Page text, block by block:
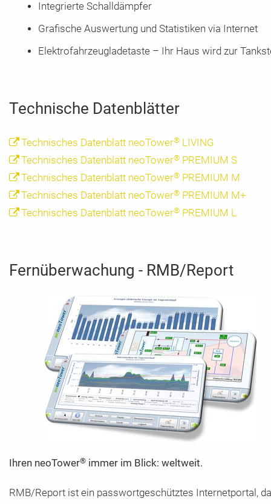
Integrierte Schalldämpfer
Grafische Auswertung und Statistiken via Internet
Elektrofahrzeugladetaste – Ihr Haus wird zur
Technische Datenblätter
Technisches Datenblatt neoTower® LIVING
Technisches Datenblatt neoTower® PREMIUM S
Technisches Datenblatt neoTower® PREMIUM M
Technisches Datenblatt neoTower® PREMIUM M+
Technisches Datenblatt neoTower® PREMIUM L
Fernüberwachung - RMB/Report
Ihren neoTower® immer im Blick: weltweit.
RMB/Report ist ein passwortgeschütztes Internetportal,